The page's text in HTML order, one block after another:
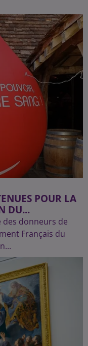
POUR LA
DU...
des donneurs de
Français du